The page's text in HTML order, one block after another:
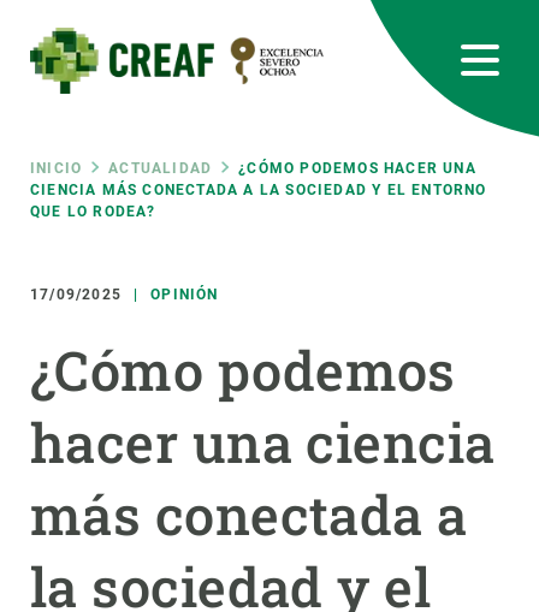
contenido
principal
Ruta
navegación
INICIO ACTUALIDAD
¿CÓMO PODEMOS HACER UNA
CIENCIA MÁS CONECTADA A LA SOCIEDAD Y EL ENTORNO
QUE LO RODEA?
17/09/2025 OPINIÓN
¿Cómo podemos
hacer una ciencia
más conectada a
la sociedad y el
RRSS
Featured
responsive
Responsive
menu
SOBRE NOSOTROS
INVESTIGACIÓN
ÚNETE A NOSOTROS
PARTICIPA